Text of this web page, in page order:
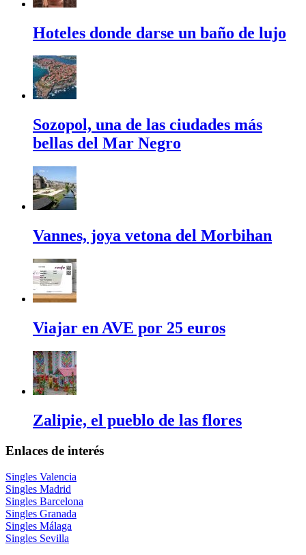
Hoteles donde darse un baño de lujo
Sozopol, una de las ciudades más
bellas del Mar Negro
Vannes, joya vetona del Morbihan
Viajar en AVE por 25 euros
Zalipie, el pueblo de las flores
Enlaces de interés
Singles Valencia
Singles Madrid
Singles Barcelona
Singles Granada
Singles Málaga
Singles Sevilla